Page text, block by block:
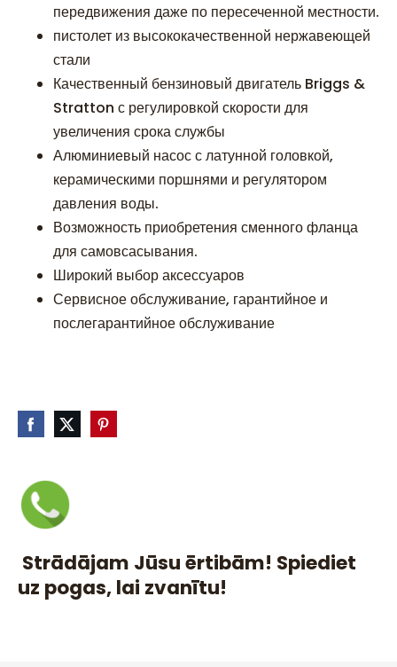
Strādājam Jūsu ērtibām! Spiediet
uz pogas, lai zvanītu!
передвижения даже по пересеченной местности.
пистолет из высококачественной нержавеющей
стали
Качественный бензиновый двигатель Briggs &
Stratton с регулировкой скорости для
увеличения срока службы
Алюминиевый насос с латунной головкой,
керамическими поршнями и регулятором
давления воды.
Возможность приобретения сменного фланца
для самовсасывания.
Широкий выбор аксессуаров
Сервисное обслуживание, гарантийное и
послегарантийное обслуживание